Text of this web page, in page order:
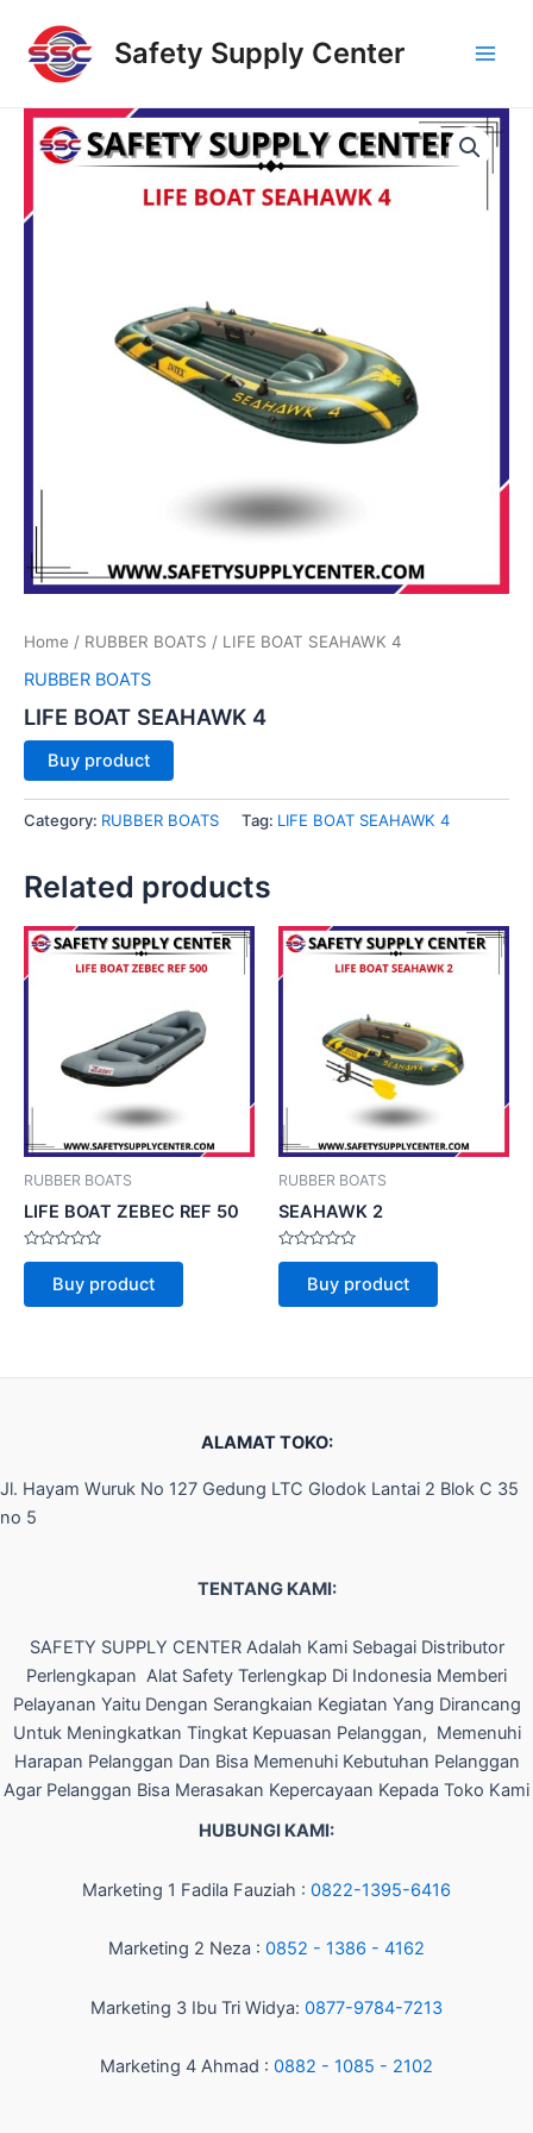
content
Safety Supply Center
Home / RUBBER BOATS / LIFE BOAT SEAHAWK 4
RUBBER BOATS
LIFE BOAT SEAHAWK 4
Buy product
Category: RUBBER BOATS Tag: LIFE BOAT SEAHAWK 4
Related products
RUBBER BOATS
LIFE BOAT ZEBEC REF 50
Rated
of
Buy product
RUBBER BOATS
SEAHAWK 2
Rated
of
Buy product
ALAMAT TOKO:
Jl. Hayam Wuruk No 127 Gedung LTC Glodok Lantai 2 Blok C 35
no 5
TENTANG KAMI:
SAFETY SUPPLY CENTER Adalah Kami Sebagai Distributor
Perlengkapan Alat Safety Terlengkap Di Indonesia Memberi
Pelayanan Yaitu Dengan Serangkaian Kegiatan Yang Dirancang
Untuk Meningkatkan Tingkat Kepuasan Pelanggan, Memenuhi
Harapan Pelanggan Dan Bisa Memenuhi Kebutuhan Pelanggan
Agar Pelanggan Bisa Merasakan Kepercayaan Kepada Toko Kami
HUBUNGI KAMI:
Marketing 1 Fadila Fauziah : 0822-1395-6416
Marketing 2 Neza : 0852 - 1386 - 4162
Marketing 3 Ibu Tri Widya: 0877-9784-7213
Marketing 4 Ahmad : 0882 - 1085 - 2102